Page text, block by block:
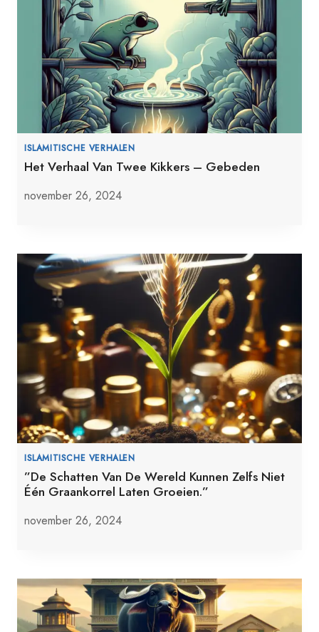
ISLAMITISCHE VERHALEN
Het Verhaal Van Twee Kikkers – Gebeden
november 26, 2024
ISLAMITISCHE VERHALEN
”De Schatten Van De Wereld Kunnen Zelfs Niet
Één Graankorrel Laten Groeien.”
november 26, 2024